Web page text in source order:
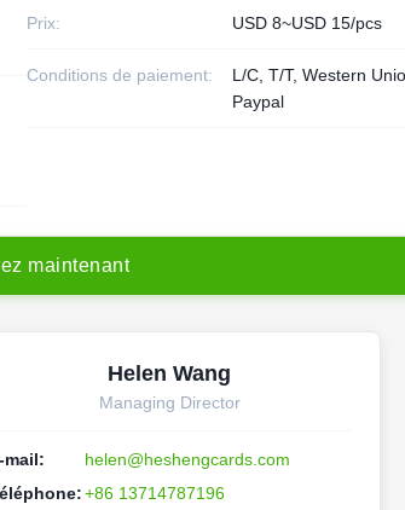
Prix: USD 8~USD 15/pcs
Conditions de paiement:
L/C, T/T, Western
Paypal
ez maintenant
Helen Wang
Managing Director
mail:
helen@heshengcards.com
+86 13714787196